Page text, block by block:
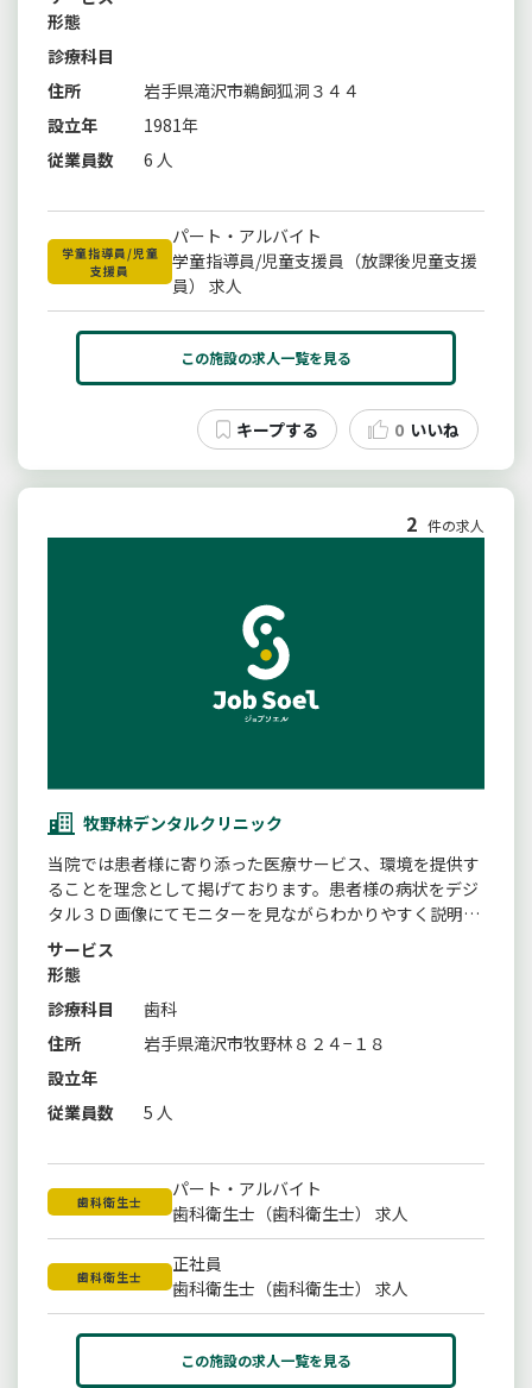
形態
診療科目
住所
岩手県滝沢市鵜飼狐洞３４４
設立年
1981年
従業員数
6 人
学童指導員/児童
支援員
パート・アルバイト
学童指導員/児童支援員（放課後児童支援
員） 求人
この施設の求人一覧を見る
0 いいね
2 件の求人
牧野林デンタルクリニック
当院では患者様に寄り添った医療サービス、環境を提供す
ることを理念として掲げております。患者様の病状をデジ
タル３Ｄ画像にてモニターを見ながらわかりやすく説明を
行います。
サービス
形態
診療科目
歯科
住所
岩手県滝沢市牧野林８２４−１８
設立年
従業員数
5 人
歯科衛生士
パート・アルバイト
歯科衛生士（歯科衛生士） 求人
歯科衛生士
正社員
歯科衛生士（歯科衛生士） 求人
この施設の求人一覧を見る